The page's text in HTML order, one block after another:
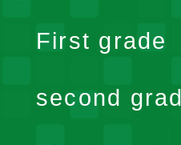
First grade
second